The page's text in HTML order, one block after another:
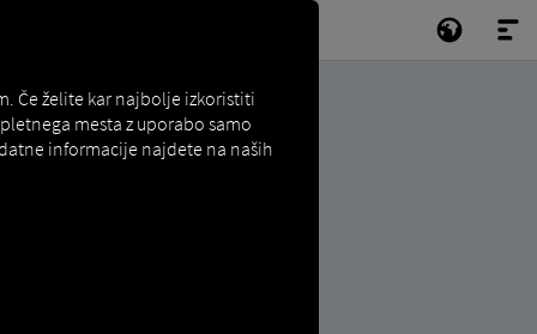
Če želite kar najbolje izkoristiti
mesta z uporabo samo
informacije najdete na naših